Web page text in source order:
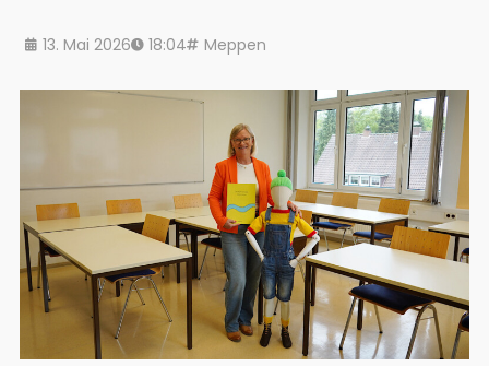
13. Mai 2026 18:04 Meppen